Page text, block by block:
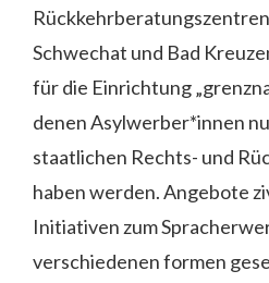
Schwechat und Bad
für die Einrichtung
denen Asylwerber*innen
staatlichen Rechts- und
haben werden. Angebote
Initiativen zum
verschiedenen formen